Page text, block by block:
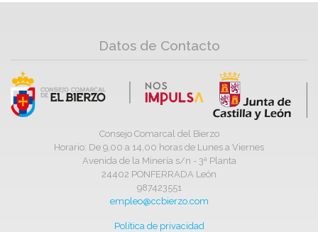
Datos de Contacto
Consejo Comarcal del Bierzo
Horario: De 9,00 a 14,00 horas de Lunes a Viernes
Avenida de la Minería s/n - 3ª Planta
24402 PONFERRADA León
987423551
empleo@ccbierzo.com
Política de privacidad